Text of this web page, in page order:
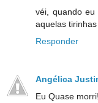
véi, quando
aquelas tirinhas
Responder
Angélica
Eu Quase morri!